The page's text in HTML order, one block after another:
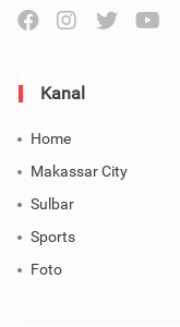
Kanal
Home
Makassar City
Sulbar
Sports
Foto